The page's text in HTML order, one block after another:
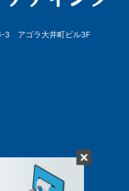
3 アゴラ大井町ビル3F